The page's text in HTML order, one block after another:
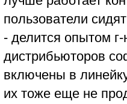
пользователи
- делится опытом
дистрибьюторов
включены в
их тоже еще не